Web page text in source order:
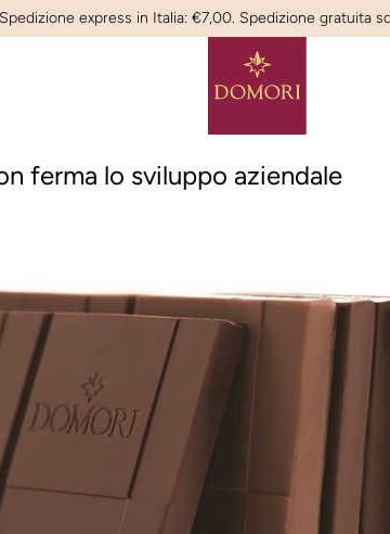
Spedizione express in Italia: €7,00. Spedizione gratuita
ferma lo sviluppo aziendale